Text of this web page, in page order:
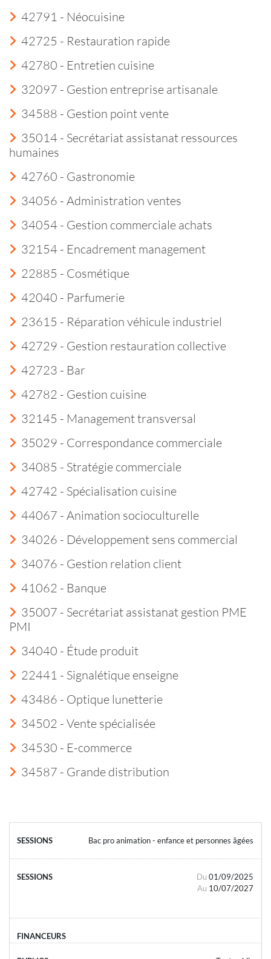
42791 - Néocuisine
42725 - Restauration rapide
42780 - Entretien cuisine
32097 - Gestion entreprise artisanale
34588 - Gestion point vente
35014 - Secrétariat assistanat ressources
humaines
42760 - Gastronomie
34056 - Administration ventes
34054 - Gestion commerciale achats
32154 - Encadrement management
22885 - Cosmétique
42040 - Parfumerie
23615 - Réparation véhicule industriel
42729 - Gestion restauration collective
42723 - Bar
42782 - Gestion cuisine
32145 - Management transversal
35029 - Correspondance commerciale
34085 - Stratégie commerciale
42742 - Spécialisation cuisine
44067 - Animation socioculturelle
34026 - Développement sens commercial
34076 - Gestion relation client
41062 - Banque
35007 - Secrétariat assistanat gestion PME
PMI
34040 - Étude produit
22441 - Signalétique enseigne
43486 - Optique lunetterie
34502 - Vente spécialisée
34530 - E-commerce
34587 - Grande distribution
Bac pro animation - enfance et personnes âgées
Du 01/09/2025
Au 10/07/2027